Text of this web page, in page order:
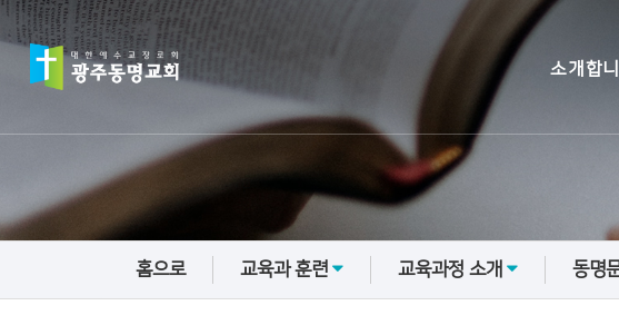
소개합
홈으로 교육과 훈련 교육과정 소개 동명